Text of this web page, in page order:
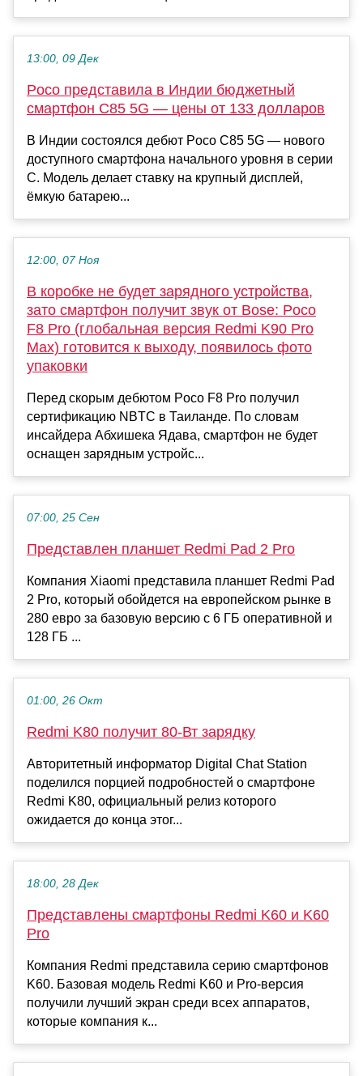
13:00, 09 Дек
Poco представила в Индии бюджетный
смартфон C85 5G — цены от 133 долларов
В Индии состоялся дебют Poco C85 5G — нового
доступного смартфона начального уровня в серии
C. Модель делает ставку на крупный дисплей,
ёмкую батарею...
12:00, 07 Ноя
В коробке не будет зарядного устройства,
зато смартфон получит звук от Bose: Poco
F8 Pro (глобальная версия Redmi K90 Pro
Max) готовится к выходу, появилось фото
упаковки
Перед скорым дебютом Poco F8 Pro получил
сертификацию NBTC в Таиланде. По словам
инсайдера Абхишека Ядава, смартфон не будет
оснащен зарядным устройс...
07:00, 25 Сен
Представлен планшет Redmi Pad 2 Pro
Компания Xiaomi представила планшет Redmi Pad
2 Pro, который обойдется на европейском рынке в
280 евро за базовую версию с 6 ГБ оперативной и
128 ГБ ...
01:00, 26 Окт
Redmi K80 получит 80-Вт зарядку
Авторитетный информатор Digital Chat Station
поделился порцией подробностей о смартфоне
Redmi K80, официальный релиз которого
ожидается до конца этог...
18:00, 28 Дек
Представлены смартфоны Redmi K60 и K60
Pro
Компания Redmi представила серию смартфонов
K60. Базовая модель Redmi K60 и Pro-версия
получили лучший экран среди всех аппаратов,
которые компания к...